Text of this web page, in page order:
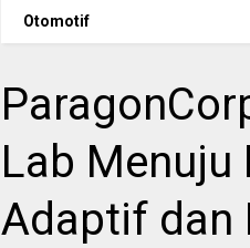
Otomotif
Lab Menuju
Adaptif dan